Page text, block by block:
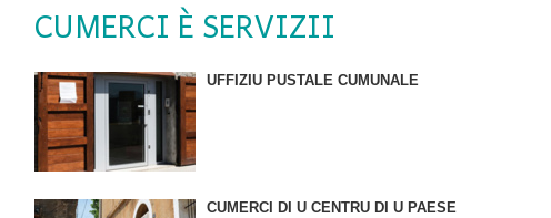
CUMERCI È SERVIZII
UFFIZIU PUSTALE CUMUNALE
CUMERCI DI U CENTRU DI U PAESE